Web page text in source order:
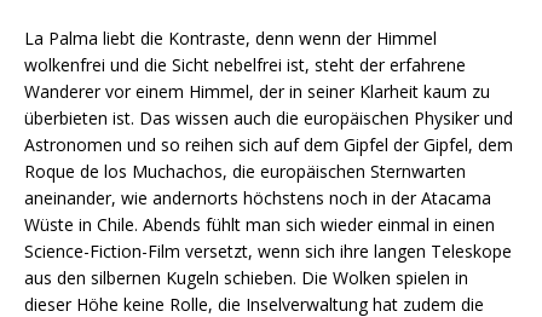
La Palma liebt die Kontraste, denn wenn der Himmel
wolkenfrei und die Sicht nebelfrei ist, steht der erfahrene
Wanderer vor einem Himmel, der in seiner Klarheit kaum zu
überbieten ist. Das wissen auch die europäischen Physiker und
Astronomen und so reihen sich auf dem Gipfel der Gipfel, dem
Roque de los Muchachos, die europäischen Sternwarten
aneinander, wie andernorts höchstens noch in der Atacama
Wüste in Chile. Abends fühlt man sich wieder einmal in einen
Science-Fiction-Film versetzt, wenn sich ihre langen Teleskope
aus den silbernen Kugeln schieben. Die Wolken spielen in
dieser Höhe keine Rolle, die Inselverwaltung hat zudem die